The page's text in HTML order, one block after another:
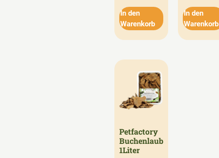
In den
Warenkorb
In den
Warenkorb
Petfactory
Buchenlaub
1Liter